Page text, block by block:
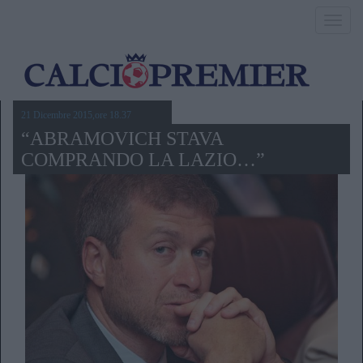
21 Dicembre 2015,ore 18.37
“ABRAMOVICH STAVA
COMPRANDO LA LAZIO…”